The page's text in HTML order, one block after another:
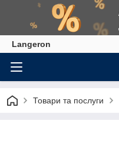
Langeron
Товари та послуги